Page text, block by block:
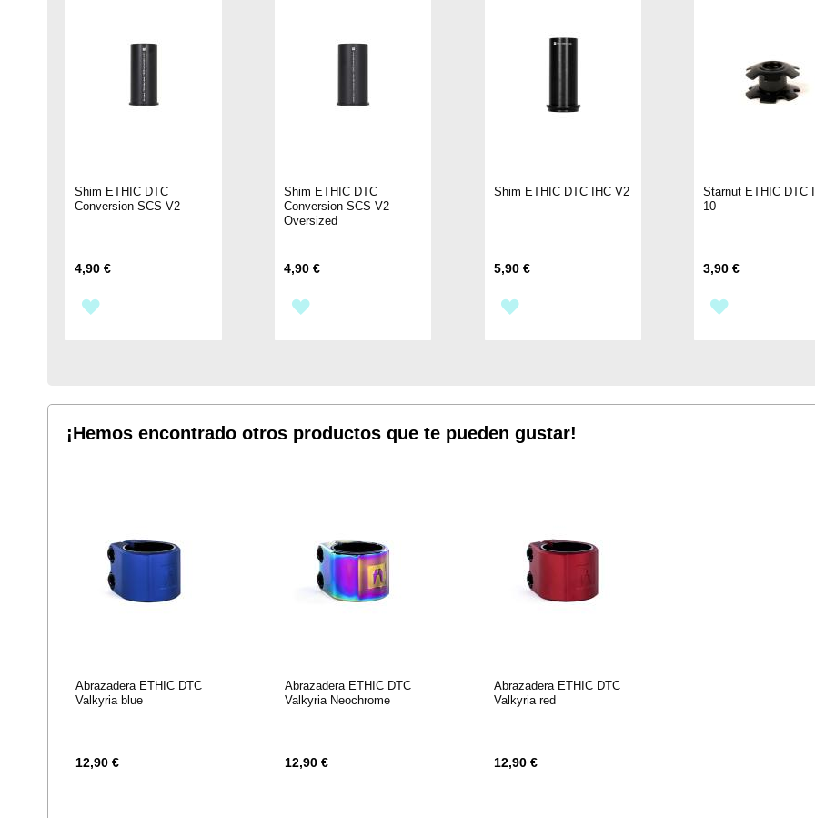
Shim ETHIC DTC
Conversion SCS V2
4,90 €
DE
Shim ETHIC DTC
Conversion SCS V2
Oversized
4,90 €
DE
Shim ETHIC DTC IHC V2
5,90 €
DE
Starnut ETHIC DTC
10
3,90 €
¡Hemos encontrado otros productos que te pueden gustar!
Abrazadera ETHIC DTC
Valkyria blue
12,90 €
Abrazadera ETHIC DTC
Valkyria Neochrome
12,90 €
Abrazadera ETHIC DTC
Valkyria red
12,90 €